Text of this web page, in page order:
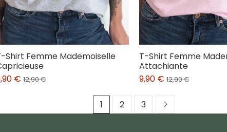
Shirt Femme Mademoiselle
€ 12,90 €
T-Shirt Femme
Attachiante
9,90 € 12,90 €
1 2 3